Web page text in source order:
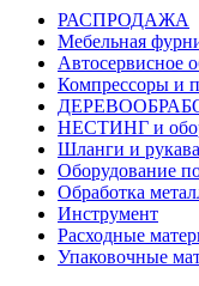
РАСПРОДАЖА
Мебельная
Автосервисное
Компрессоры и
НЕСТИНГ и
Шланги и
Оборудование
Обработка
Инструмент
Расходные
Упаковочные